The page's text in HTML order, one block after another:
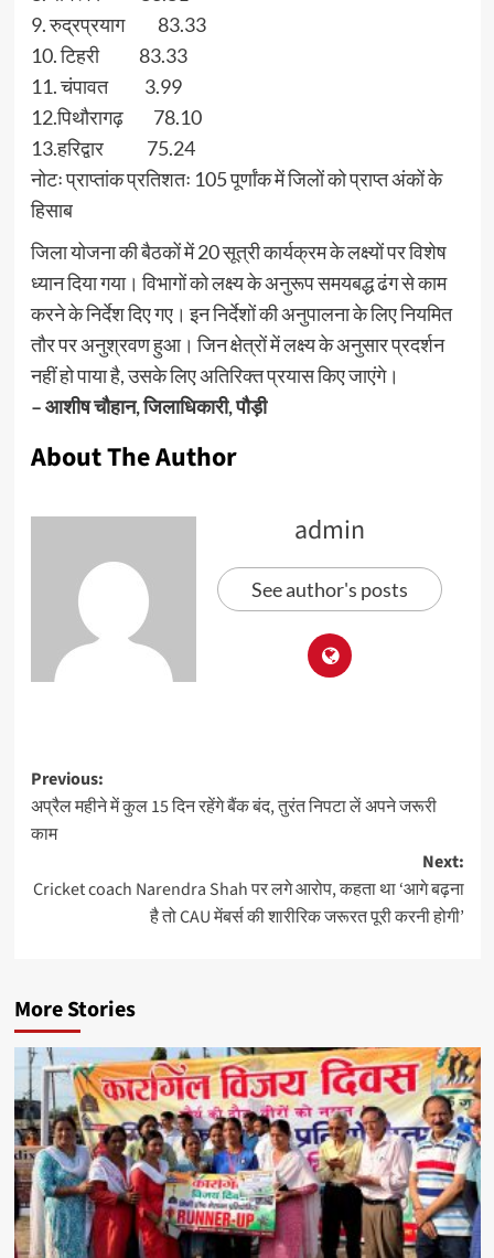
9. रुद्रप्रयाग 83.33
10. टिहरी 83.33
11. चंपावत 3.99
12.पिथौरागढ़ 78.10
13.हरिद्वार 75.24
नोटः प्राप्तांक प्रतिशतः 105 पूर्णांक में जिलों को प्राप्त अंकों के
हिसाब
जिला योजना की बैठकों में 20 सूत्री कार्यक्रम के लक्ष्यों पर विशेष
ध्यान दिया गया। विभागों को लक्ष्य के अनुरूप समयबद्ध ढंग से काम
करने के निर्देश दिए गए। इन निर्देशों की अनुपालना के लिए नियमित
तौर पर अनुश्रवण हुआ। जिन क्षेत्रों में लक्ष्य के अनुसार प्रदर्शन
नहीं हो पाया है, उसके लिए अतिरिक्त प्रयास किए जाएंगे।
– आशीष चौहान, जिलाधिकारी, पौड़ी
About The Author
admin
See author's posts
Previous:
अप्रैल महीने में कुल 15 दिन रहेंगे बैंक बंद, तुरंत निपटा लें अपने जरूरी
काम
Next:
Cricket coach Narendra Shah पर लगे आरोप, कहता था ‘आगे बढ़ना
है तो CAU मेंबर्स की शारीरिक जरूरत पूरी करनी होगी’
More Stories